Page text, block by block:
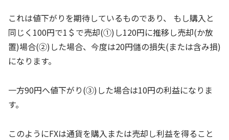
これは値下がりを期待しているものであり、 もし購入と
同じく100円で1＄で売却(①)し120円に推移し売却(か放
置)場合(②)した場合、今度は20円儲の損失(または含み損)
になります。
一方90円へ値下がり(③)した場合は10円の利益になりま
す。
このようにFXは通貨を購入または売却し利益を得ること